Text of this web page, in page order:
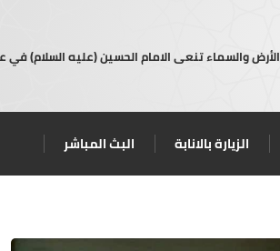
الأرض والسماء تنعى الامام الحسين (عليه السلام) في
الزيارة بالانابة البث المباشر